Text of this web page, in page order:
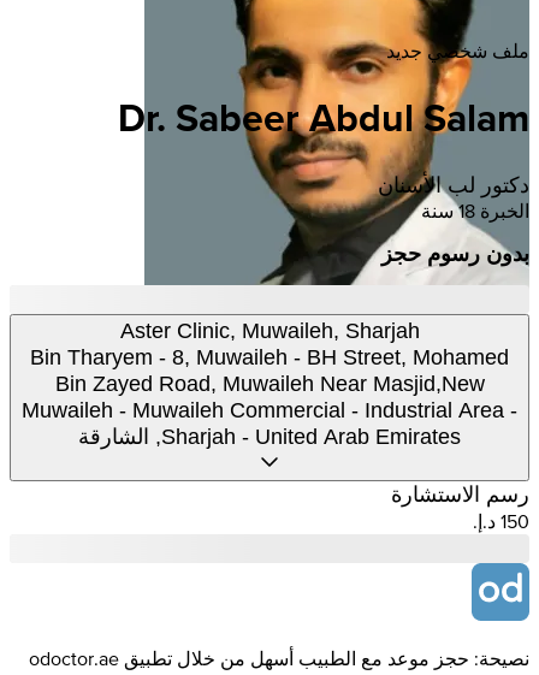
ملف شخصي جديد
Dr. Sabeer Abdul Salam
دكتور لب الأسنان
الخبرة 18 سنة
بدون رسوم حجز
Aster Clinic, Muwaileh, Sharjah
Bin Tharyem - 8, Muwaileh - BH Street, Mohamed
Bin Zayed Road, Muwaileh Near Masjid,New
Muwaileh - Muwaileh Commercial - Industrial Area -
Sharjah - United Arab Emirates, الشارقة
رسم الاستشارة
نصيحة: حجز موعد مع الطبيب أسهل من خلال تطبيق odoctor.ae